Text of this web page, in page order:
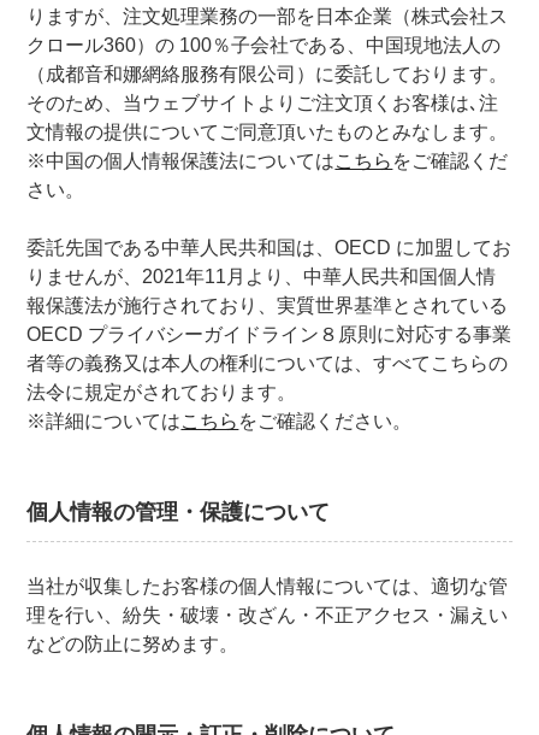
りますが、注文処理業務の一部を日本企業（株式会社ス
クロール360）の 100％子会社である、中国現地法人の
（成都音和娜網絡服務有限公司）に委託しております。
そのため、当ウェブサイトよりご注文頂くお客様は､注
文情報の提供についてご同意頂いたものとみなします。
※中国の個人情報保護法についてはこちら をご確認くだ
さい。
委託先国である中華人民共和国は、OECD に加盟してお
りませんが、2021年11月より、中華人民共和国個人情
報保護法が施行されており、実質世界基準とされている
OECD プライバシーガイドライン８原則に対応する事業
者等の義務又は本人の権利については、すべてこちらの
法令に規定がされております。
※詳細についてはこちら をご確認ください。
個人情報の管理・保護について
当社が収集したお客様の個人情報については、適切な管
理を行い、紛失・破壊・改ざん・不正アクセス・漏えい
などの防止に努めます。